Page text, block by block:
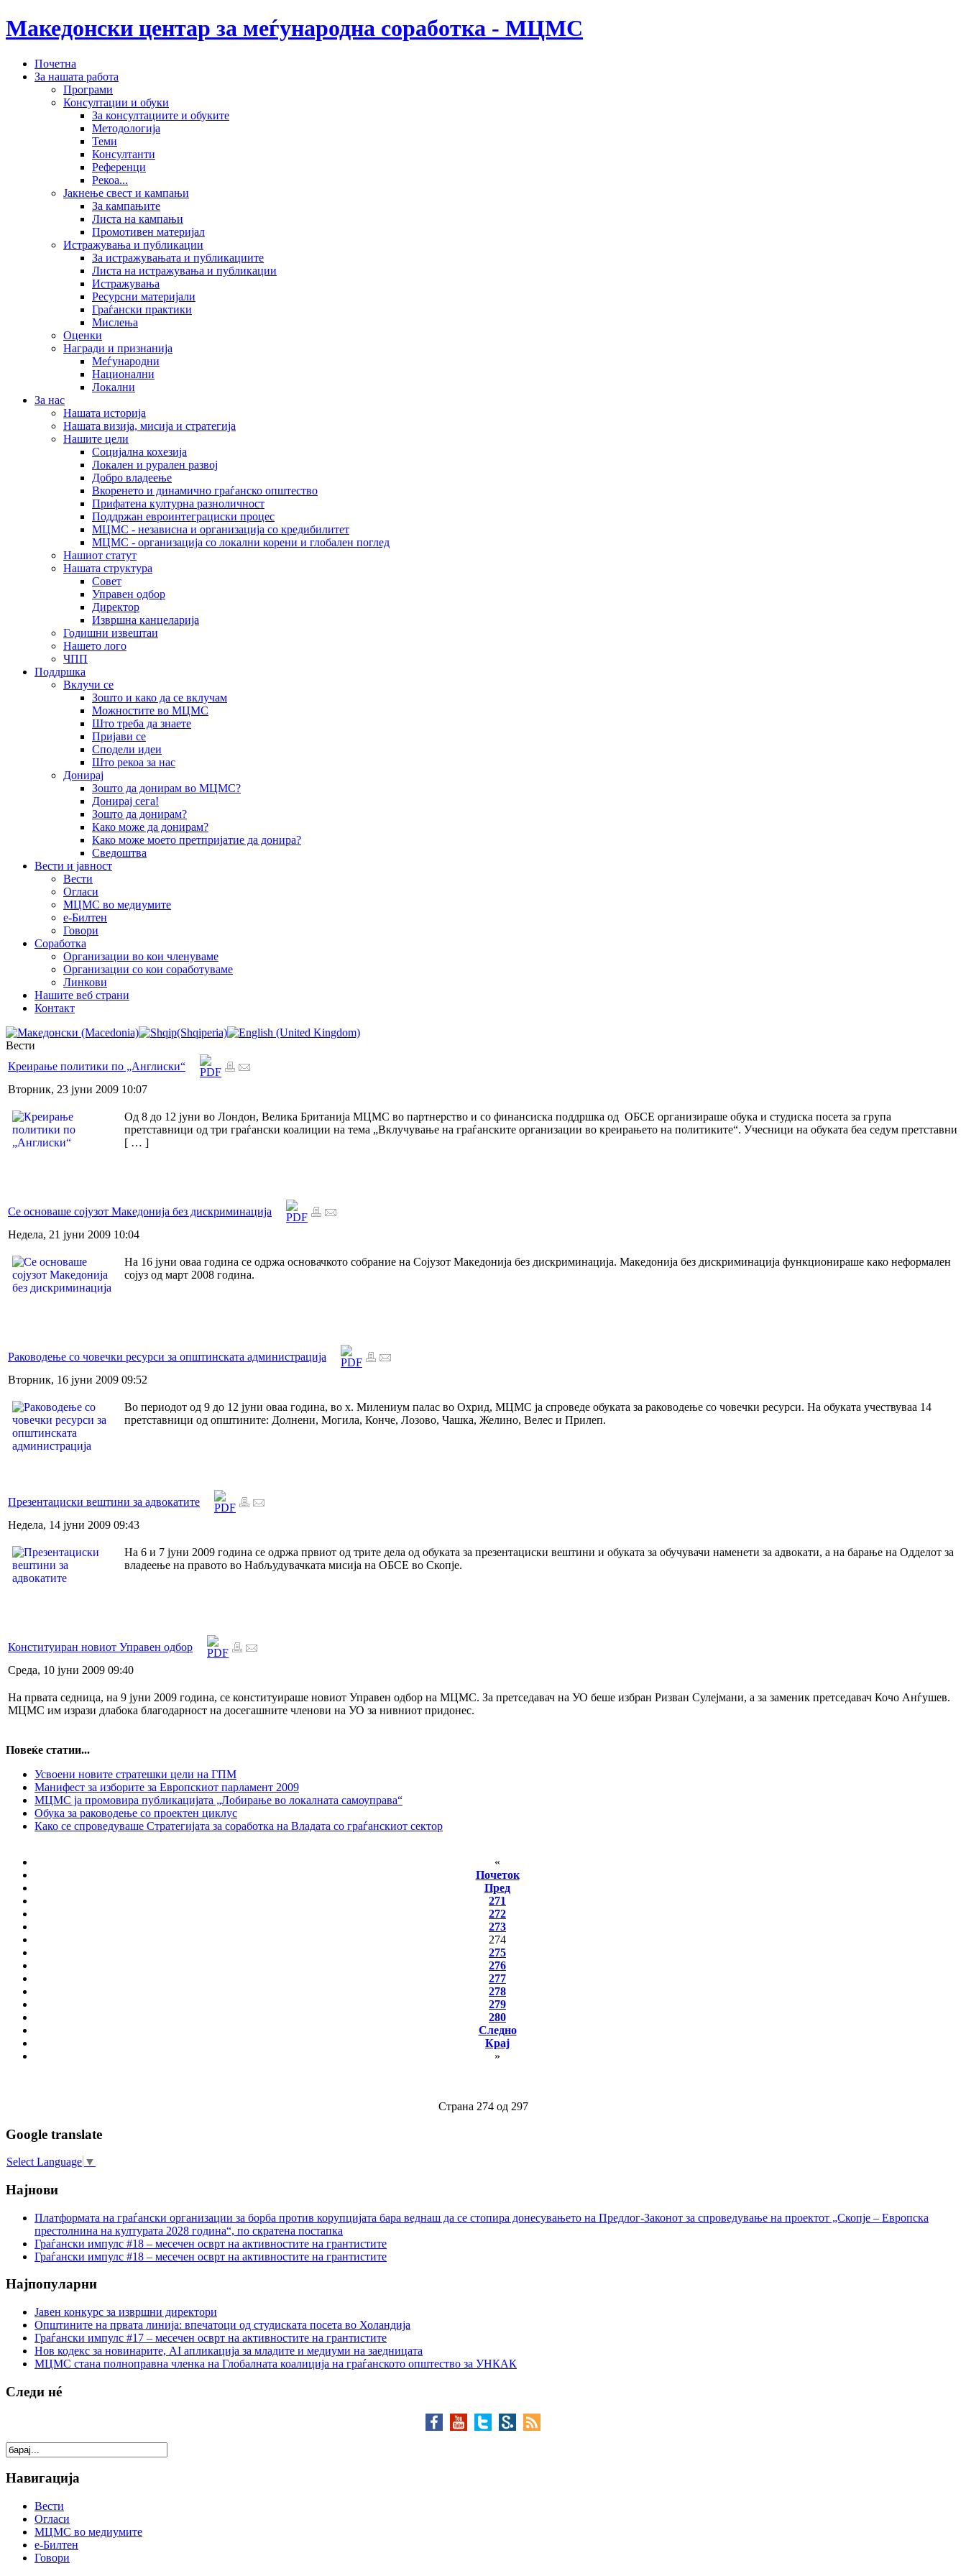
Македонски центар за меѓународна соработка - МЦМС
Почетна
За нашата работа
Програми
Консултации и обуки
За консултациите и обуките
Методологија
Теми
Консултанти
Референци
Рекоа...
Јакнење свест и кампањи
За кампањите
Листа на кампањи
Промотивен материјал
Истражувања и публикации
За истражувањата и публикациите
Листа на истражувања и публикации
Истражувања
Ресурсни материјали
Граѓански практики
Мислења
Оценки
Награди и признанија
Меѓународни
Национални
Локални
За нас
Нашата историја
Нашата визија, мисија и стратегија
Нашите цели
Социјална кохезија
Локален и рурален развој
Добро владеење
Вкоренето и динамично граѓанско општество
Прифатена културна разноличност
Поддржан евроинтеграциски процес
МЦМС - независна и организација со кредибилитет
МЦМС - организација со локални корени и глобален поглед
Нашиот статут
Нашата структура
Совет
Управен одбор
Директор
Извршна канцеларија
Годишни извештаи
Нашето лого
ЧПП
Поддршка
Вклучи се
Зошто и како да се вклучам
Можностите во МЦМС
Што треба да знаете
Пријави се
Сподели идеи
Што рекоа за нас
Донирај
Зошто да донирам во МЦМС?
Донирај сега!
Зошто да донирам?
Како може да донирам?
Како може моето претпријатие да донира?
Сведоштва
Вести и јавност
Вести
Огласи
МЦМС во медиумите
е-Билтен
Говори
Соработка
Организации во кои членуваме
Организации со кои соработуваме
Линкови
Нашите веб страни
Контакт
Вести
Креирање политики по „Англиски“
Вторник, 23 јуни 2009 10:07
Од 8 до 12 јуни во Лондон, Велика Британија МЦМС во партнерство и со финансиска поддршка од ОБСЕ организираше обука и студиска посета за група
претставници од три граѓански коалиции на тема „Вклучување на граѓанските организации во креирањето на политиките“. Учесници на обуката беа седум претставни
[ … ]
Се основаше сојузот Македонија без дискриминација
Недела, 21 јуни 2009 10:04
На 16 јуни оваа година се одржа основачкото собрание на Сојузот Македонија без дискриминација. Македонија без дискриминација функционираше како неформален
сојуз од март 2008 година.
Раководење со човечки ресурси за општинската администрација
Вторник, 16 јуни 2009 09:52
Во периодот од 9 до 12 јуни оваа година, во х. Милениум палас во Охрид, МЦМС ја спроведе обуката за раководење со човечки ресурси. На обуката учествуваа 14
претставници од општините: Долнени, Могила, Конче, Лозово, Чашка, Желино, Велес и Прилеп.
Презентациски вештини за адвокатите
Недела, 14 јуни 2009 09:43
На 6 и 7 јуни 2009 година се одржа првиот од трите дела од обуката за презентациски вештини и обуката за обучувачи наменети за адвокати, а на барање на Одделот за
владеење на правото во Набљудувачката мисија на ОБСЕ во Скопје.
Конституиран новиот Управен одбор
Среда, 10 јуни 2009 09:40
На првата седница, на 9 јуни 2009 година, се конституираше новиот Управен одбор на МЦМС. За претседавач на УО беше избран Ризван Сулејмани, а за заменик претседавач Кочо Анѓушев.
МЦМС им изрази длабока благодарност на досегашните членови на УО за нивниот придонес.
Повеќе статии...
Усвоени новите стратешки цели на ГПМ
Манифест за изборите за Европскиот парламент 2009
МЦМС ја промовира публикацијата „Лобирање во локалната самоуправа“
Обука за раководење со проектен циклус
Како се спроведуваше Стратегијата за соработка на Владата со граѓанскиот сектор
«
Почеток
Пред
271
272
273
274
275
276
277
278
279
280
Следно
Крај
»
Страна 274 од 297
Google translate
Select Language ▼
Најнови
Платформата на граѓански организации за борба против корупцијата бара веднаш да се стопира донесувањето на Предлог-Законот за спроведување на проектот „Скопје – Европска
престолнина на културата 2028 година“, по скратена постапка
Граѓански импулс #18 – месечен осврт на активностите на грантистите
Граѓански импулс #18 – месечен осврт на активностите на грантистите
Најпопуларни
Јавен конкурс за извршни директори
Општините на првата линија: впечатоци од студиската посета во Холандија
Граѓански импулс #17 – месечен осврт на активностите на грантистите
Нов кодекс за новинарите, AI апликација за младите и медиуми на заедницата
МЦМС стана полноправна членка на Глобалната коалиција на граѓанското општество за УНКАК
Следи нé
Навигација
Вести
Огласи
МЦМС во медиумите
е-Билтен
Говори